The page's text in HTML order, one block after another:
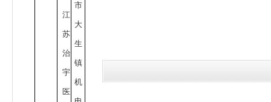
江
苏
治
宇
医
市
大
生
镇
机